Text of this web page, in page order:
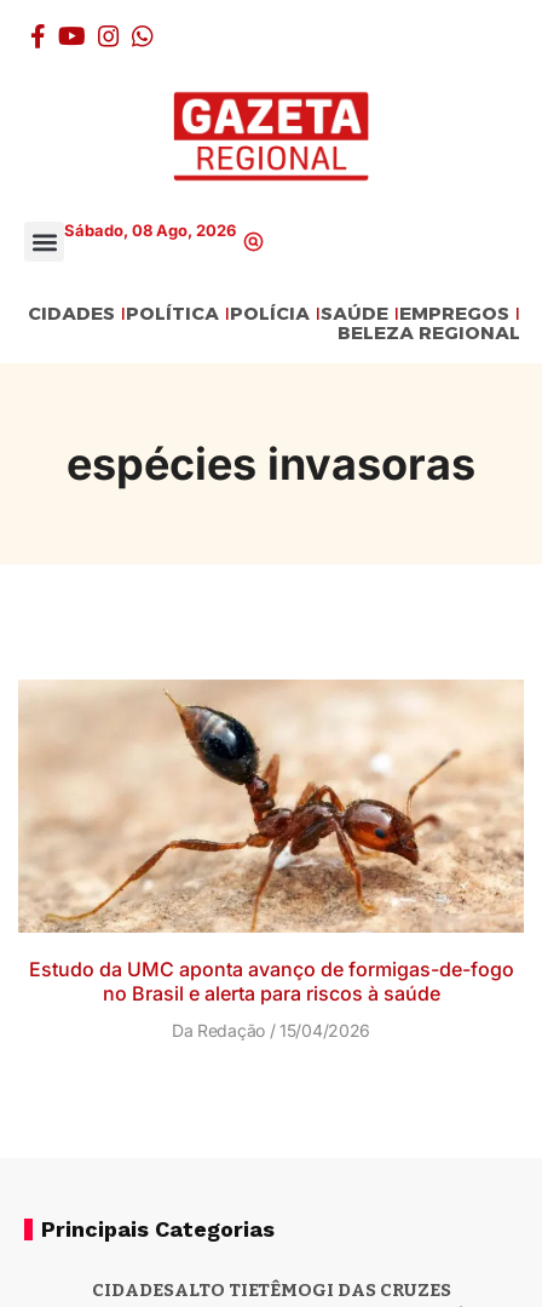
Sábado, 08 Ago, 2026
CIDADES POLÍTICA POLÍCIA SAÚDE EMPREGOS
BELEZA REGIONAL
espécies invasoras
Estudo da UMC aponta avanço de formigas-de-fogo
no Brasil e alerta para riscos à saúde
Da Redação 15/04/2026
Principais Categorias
CIDADESALTO TIETÊMOGI DAS CRUZES